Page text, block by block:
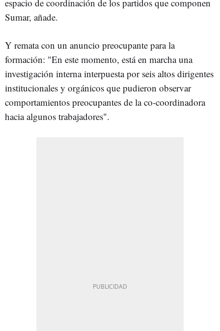
espacio de coordinación de los partidos que componen
Sumar, añade.
Y remata con un anuncio preocupante para la
formación: "En este momento, está en marcha una
investigación interna interpuesta por seis altos dirigentes
institucionales y orgánicos que pudieron observar
comportamientos preocupantes de la co-coordinadora
hacia algunos trabajadores".